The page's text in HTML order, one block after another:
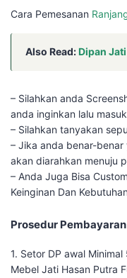
Cara Pemesanan
Also Read:Dipan
– Silahkan anda
anda inginkan lalu
– Silahkan tanyakan
– Jika anda benar-
akan diarahkan menuju
– Anda Juga Bisa
Keinginan Dan
Prosedur Pembayaran
1. Setor DP awal
Mebel Jati Hasan Putra